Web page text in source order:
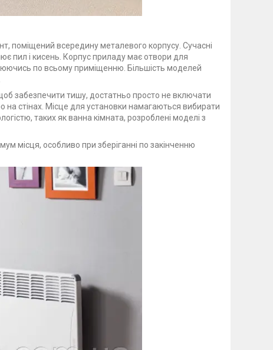
поміщений всередину металевого корпусу. Сучасні
пил і кисень. Корпус приладу має отвори для
по всьому приміщенню. Більшість моделей
забезпечити тишу, достатньо просто не включати
на стінах. Місце для установки намагаються вибирати
таких як ванна кімната, розроблені моделі з
місця, особливо при зберіганні по закінченню